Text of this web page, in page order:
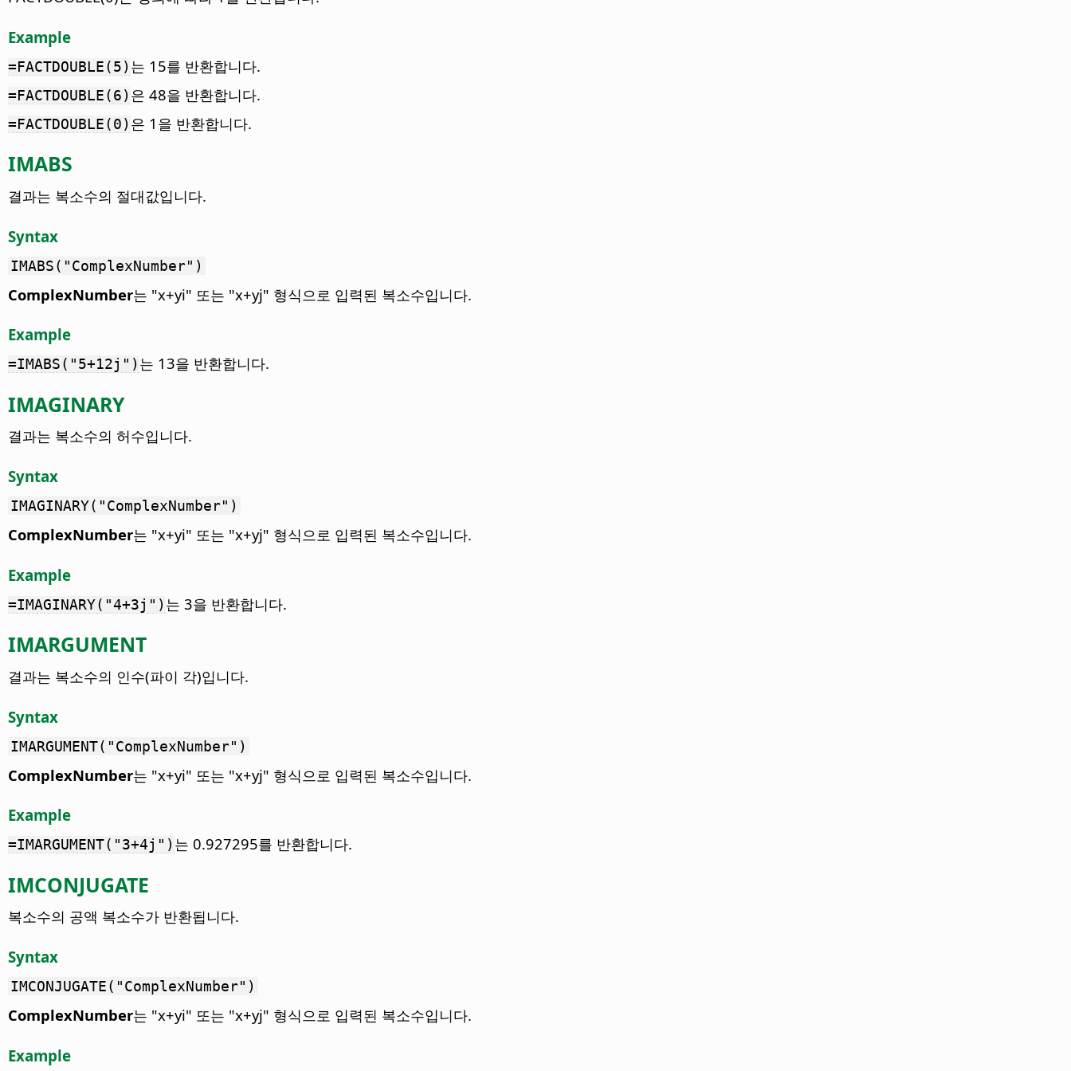
Example
=FACTDOUBLE(5) 는 15를 반환합니다.
=FACTDOUBLE(6) 은 48을 반환합니다.
=FACTDOUBLE(0) 은 1을 반환합니다.
IMABS
결과는 복소수의 절대값입니다.
Syntax
IMABS("ComplexNumber")
ComplexNumber는 "x+yi" 또는 "x+yj" 형식으로 입력된 복소수입니다.
Example
=IMABS("5+12j") 는 13을 반환합니다.
IMAGINARY
결과는 복소수의 허수입니다.
Syntax
IMAGINARY("ComplexNumber")
ComplexNumber는 "x+yi" 또는 "x+yj" 형식으로 입력된 복소수입니다.
Example
=IMAGINARY("4+3j") 는 3을 반환합니다.
IMARGUMENT
결과는 복소수의 인수(파이 각)입니다.
Syntax
IMARGUMENT("ComplexNumber")
ComplexNumber는 "x+yi" 또는 "x+yj" 형식으로 입력된 복소수입니다.
Example
=IMARGUMENT("3+4j") 는 0.927295를 반환합니다.
IMCONJUGATE
복소수의 공액 복소수가 반환됩니다.
Syntax
IMCONJUGATE("ComplexNumber")
ComplexNumber는 "x+yi" 또는 "x+yj" 형식으로 입력된 복소수입니다.
Example